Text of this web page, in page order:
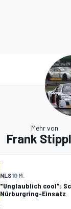
Mehr von
Frank
NLS10 M.
"Unglaublich cool":
Nürburgring-Einsatz